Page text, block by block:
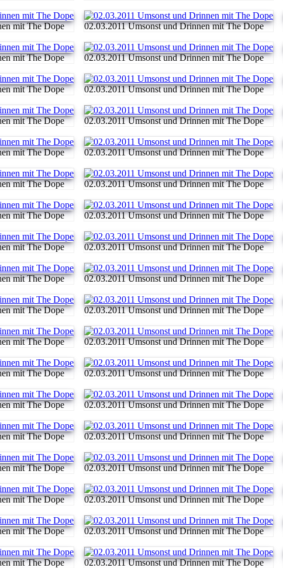
mit The Dope 02.03.2011 Umsonst und Drinnen mit The Dope
mit The Dope 02.03.2011 Umsonst und Drinnen mit The Dope
mit The Dope 02.03.2011 Umsonst und Drinnen mit The Dope
mit The Dope 02.03.2011 Umsonst und Drinnen mit The Dope
mit The Dope 02.03.2011 Umsonst und Drinnen mit The Dope
mit The Dope 02.03.2011 Umsonst und Drinnen mit The Dope
mit The Dope 02.03.2011 Umsonst und Drinnen mit The Dope
mit The Dope 02.03.2011 Umsonst und Drinnen mit The Dope
mit The Dope 02.03.2011 Umsonst und Drinnen mit The Dope
mit The Dope 02.03.2011 Umsonst und Drinnen mit The Dope
mit The Dope 02.03.2011 Umsonst und Drinnen mit The Dope
mit The Dope 02.03.2011 Umsonst und Drinnen mit The Dope
mit The Dope 02.03.2011 Umsonst und Drinnen mit The Dope
mit The Dope 02.03.2011 Umsonst und Drinnen mit The Dope
mit The Dope 02.03.2011 Umsonst und Drinnen mit The Dope
mit The Dope 02.03.2011 Umsonst und Drinnen mit The Dope
mit The Dope 02.03.2011 Umsonst und Drinnen mit The Dope
mit The Dope 02.03.2011 Umsonst und Drinnen mit The Dope